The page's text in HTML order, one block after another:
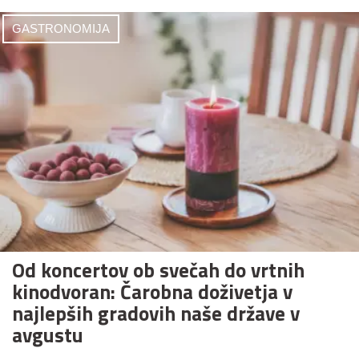
GASTRONOMIJA
Od koncertov ob svečah do vrtnih
kinodvoran: Čarobna doživetja v
najlepših gradovih naše države v
avgustu